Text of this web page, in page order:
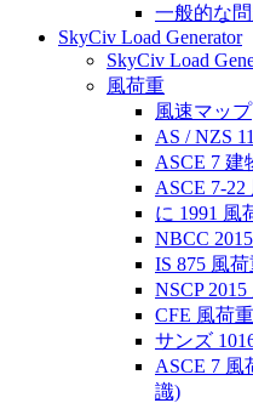
一般的な
SkyCiv Load Generator
SkyCiv Load
風荷重
風速マップ
AS / NZS
ASCE 7 建
ASCE 7-
に 1991 風
NBCC
IS 875 風
NSCP
CFE 風荷
サンズ
ASCE 7
識)